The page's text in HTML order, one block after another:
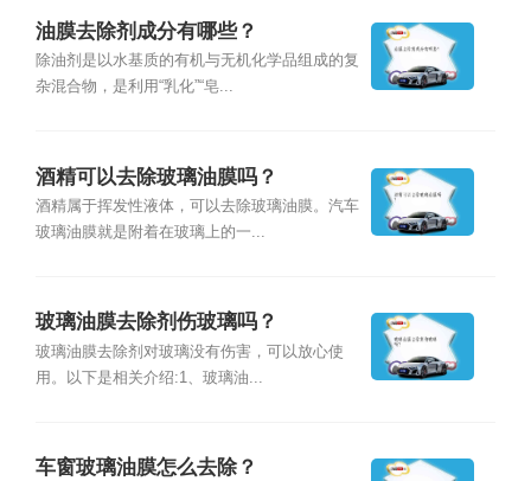
油膜去除剂成分有哪些？
除油剂是以水基质的有机与无机化学品组成的复
杂混合物，是利用“乳化”“皂...
酒精可以去除玻璃油膜吗？
酒精属于挥发性液体，可以去除玻璃油膜。汽车
玻璃油膜就是附着在玻璃上的一...
玻璃油膜去除剂伤玻璃吗？
玻璃油膜去除剂对玻璃没有伤害，可以放心使
用。以下是相关介绍:1、玻璃油...
车窗玻璃油膜怎么去除？